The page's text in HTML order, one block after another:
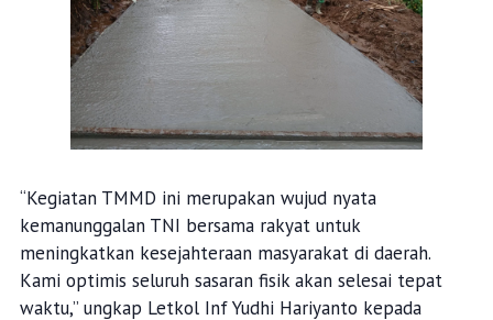
“Kegiatan TMMD ini merupakan wujud nyata
kemanunggalan TNI bersama rakyat untuk
meningkatkan kesejahteraan masyarakat di daerah.
Kami optimis seluruh sasaran fisik akan selesai tepat
waktu,” ungkap Letkol Inf Yudhi Hariyanto kepada